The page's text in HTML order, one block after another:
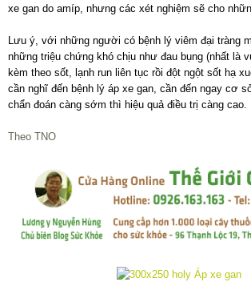
xe gan do amíp, nhưng các xét nghiệm sẽ cho
Lưu ý, với những người có bệnh lý viêm đại tràng
những triệu chứng khó chịu như đau bụng (nhất là
kèm theo sốt, lạnh run liên tục rồi đột ngột sốt hạ
cần nghĩ đến bệnh lý áp xe gan, cần đến ngay cơ
chẩn đoán càng sớm thì hiệu quả điều trị càng cao.
Theo TNO